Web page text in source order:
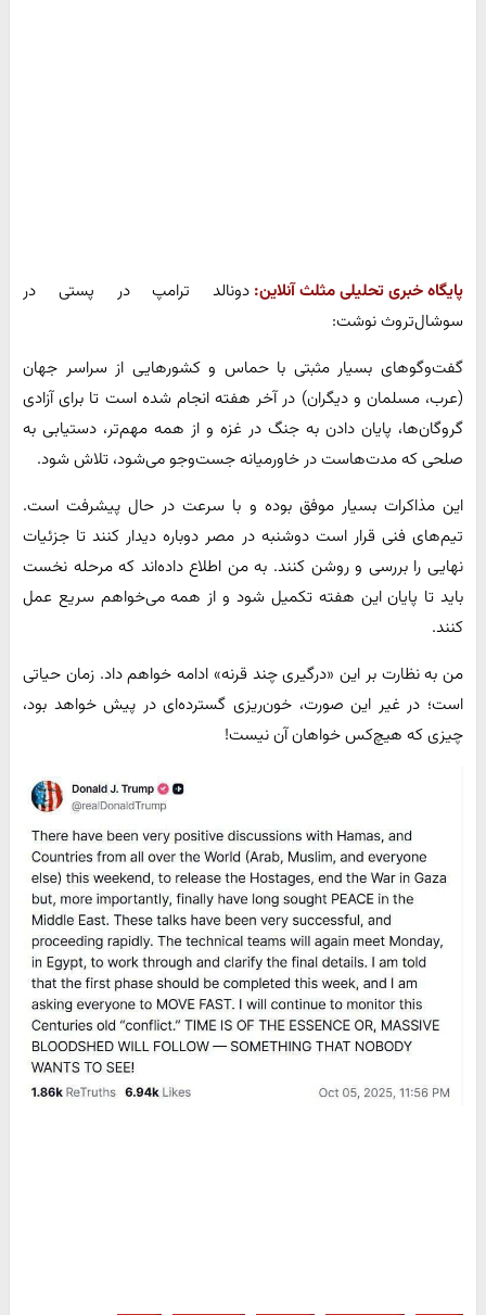
پایگاه خبری تحلیلی مثلث آنلاین: دونالد ترامپ در پستی در
سوشال‌تروث نوشت:
گفت‌وگوهای بسیار مثبتی با حماس و کشورهایی از سراسر جهان
(عرب، مسلمان و دیگران) در آخر هفته انجام شده است تا برای آزادی
گروگان‌ها، پایان دادن به جنگ در غزه و از همه مهم‌تر، دستیابی به
صلحی که مدت‌هاست در خاورمیانه جست‌وجو می‌شود، تلاش شود.
این مذاکرات بسیار موفق بوده و با سرعت در حال پیشرفت است.
تیم‌های فنی قرار است دوشنبه در مصر دوباره دیدار کنند تا جزئیات
نهایی را بررسی و روشن کنند. به من اطلاع داده‌اند که مرحله نخست
باید تا پایان این هفته تکمیل شود و از همه می‌خواهم سریع عمل
کنند.
من به نظارت بر این «درگیری چند قرنه» ادامه خواهم داد. زمان حیاتی
است؛ در غیر این صورت، خون‌ریزی گسترده‌ای در پیش خواهد بود،
چیزی که هیچ‌کس خواهان آن نیست!